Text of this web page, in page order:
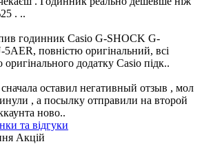
. ..
годинник Casio G-SHOCK G-
повністю оригінальний, всі
додатку Casio підк..
оставил негативный отзыв , мол
, а посылку отправили на второй
ново..
та відгуки
Акцій